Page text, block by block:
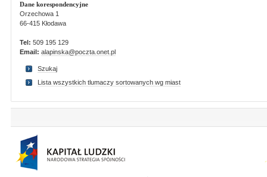
Dane korespondencyjne
Orzechowa 1
66-415 Kłodawa
Tel: 509 195 129
Email: alapinska@poczta.onet.pl
Szukaj
Lista wszystkich tlumaczy sortowanych wg miast